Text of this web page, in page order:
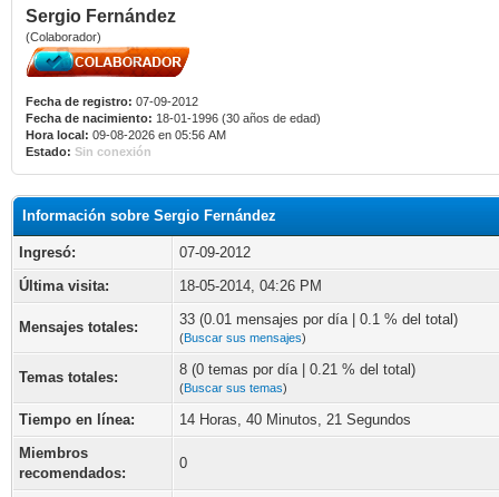
Sergio Fernández
(Colaborador)
Fecha de registro: 07-09-2012
Fecha de nacimiento: 18-01-1996 (30 años de edad)
Hora local: 09-08-2026 en 05:56 AM
Estado: Sin conexión
Información sobre Sergio Fernández
Ingresó:
07-09-2012
Última visita:
18-05-2014, 04:26 PM
Mensajes totales: 33 (0.01 mensajes por día | 0.1 % del total)
(Buscar sus mensajes)
Temas totales: 8 (0 temas por día | 0.21 % del total)
(Buscar sus temas)
Tiempo en línea:
14 Horas, 40 Minutos, 21 Segundos
Miembros
recomendados:
0